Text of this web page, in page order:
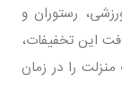
رستوران و
این تخفیفات،
را در زمان